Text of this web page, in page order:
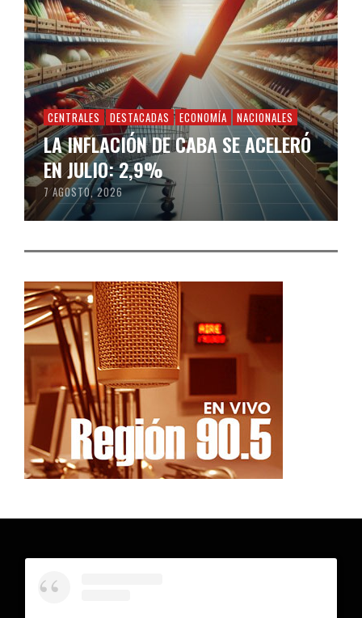
CENTRALES DESTACADAS ECONOMÍA NACIONALES
LA INFLACIÓN DE CABA SE ACELERÓ
EN JULIO: 2,9%
7 AGOSTO, 2026